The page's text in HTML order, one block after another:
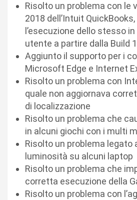
Risolto un problema con le
2018 dell’Intuit
l’esecuzione dello stesso
utente a partire dalla Build
Aggiunto il supporto per i
Microsoft Edge e Internet
Risolto un problema con
quale non aggiornava
di localizzazione
Risolto un problema che
in alcuni giochi con i multi
Risolto un problema legato
luminosità su alcuni laptop
Risolto un problema che
corretta esecuzione della
Risolto un problema con